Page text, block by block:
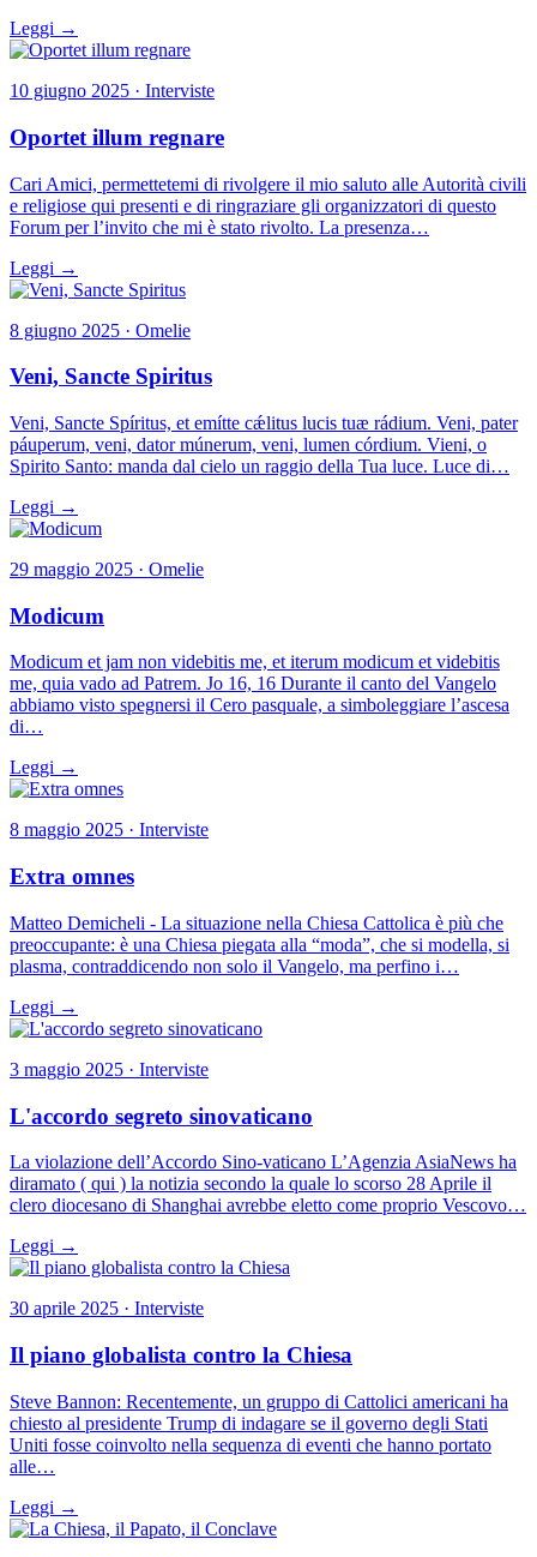
Leggi →
10 giugno 2025 · Interviste
Oportet illum regnare
Cari Amici, permettetemi di rivolgere il mio saluto alle Autorità civili
e religiose qui presenti e di ringraziare gli organizzatori di questo
Forum per l’invito che mi è stato rivolto. La presenza…
Leggi →
8 giugno 2025 · Omelie
Veni, Sancte Spiritus
Veni, Sancte Spíritus, et emítte cǽlitus lucis tuæ rádium. Veni, pater
páuperum, veni, dator múnerum, veni, lumen córdium. Vieni, o
Spirito Santo: manda dal cielo un raggio della Tua luce. Luce di…
Leggi →
29 maggio 2025 · Omelie
Modicum
Modicum et jam non videbitis me, et iterum modicum et videbitis
me, quia vado ad Patrem. Jo 16, 16 Durante il canto del Vangelo
abbiamo visto spegnersi il Cero pasquale, a simboleggiare l’ascesa
di…
Leggi →
8 maggio 2025 · Interviste
Extra omnes
Matteo Demicheli - La situazione nella Chiesa Cattolica è più che
preoccupante: è una Chiesa piegata alla “moda”, che si modella, si
plasma, contraddicendo non solo il Vangelo, ma perfino i…
Leggi →
3 maggio 2025 · Interviste
L'accordo segreto sinovaticano
La violazione dell’Accordo Sino-vaticano L’Agenzia AsiaNews ha
diramato ( qui ) la notizia secondo la quale lo scorso 28 Aprile il
clero diocesano di Shanghai avrebbe eletto come proprio Vescovo…
Leggi →
30 aprile 2025 · Interviste
Il piano globalista contro la Chiesa
Steve Bannon: Recentemente, un gruppo di Cattolici americani ha
chiesto al presidente Trump di indagare se il governo degli Stati
Uniti fosse coinvolto nella sequenza di eventi che hanno portato
alle…
Leggi →